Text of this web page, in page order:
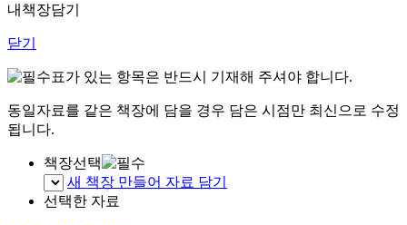
내책장담기
닫기
표가 있는 항목은 반드시 기재해 주셔야 합니다.
동일자료를 같은 책장에 담을 경우 담은 시점만 최신으로 수정
됩니다.
책장선택
새 책장 만들어 자료 담기
선택한 자료